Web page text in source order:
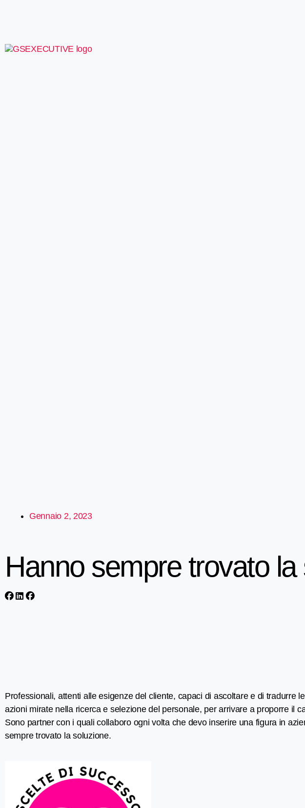
Gennaio 2, 2023
Hanno sempre trovato la
Professionali, attenti alle esigenze del cliente, capaci di ascoltare e di tradurre
azioni mirate nella ricerca e selezione del personale, per arrivare a proporre il
Sono partner con i quali collaboro ogni volta che devo inserire una figura in
sempre trovato la soluzione.